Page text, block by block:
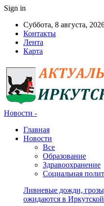
Sign in
Суббота, 8 августа,
Контакты
Лента
Карта
Новости -
Главная
Новости
Все
Образование
Здравоохранение
Социальная
Ливневые дожди,
ожидаются в